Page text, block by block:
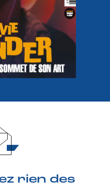
rien des